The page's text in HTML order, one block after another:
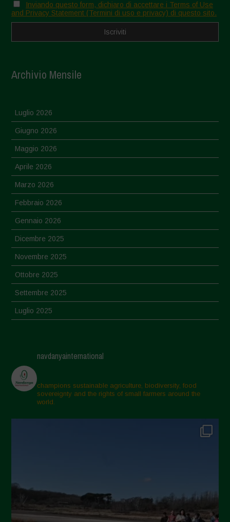
Inviando questo form, dichiaro di accettare i Terms of Use
and Privacy Statement (Termini di uso e privacy) di questo sito.
Archivio Mensile
Luglio 2026
Giugno 2026
Maggio 2026
Aprile 2026
Marzo 2026
Febbraio 2026
Gennaio 2026
Dicembre 2025
Novembre 2025
Ottobre 2025
Settembre 2025
Luglio 2025
Aprile 2025
Marzo 2025
Febbraio 2025
Gennaio 2025
Settembre 2024
Luglio 2024
navdanyainternational
champions sustainable agriculture, biodiversity, food
sovereignty and the rights of small farmers around the
world.